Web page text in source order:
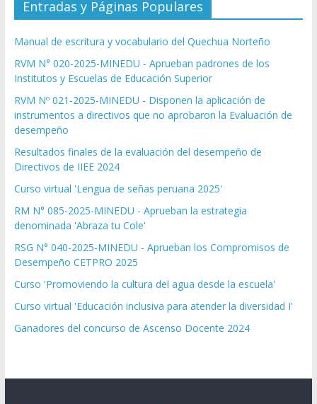
Entradas y Páginas Populares
Manual de escritura y vocabulario del Quechua Norteño
RVM N° 020-2025-MINEDU - Aprueban padrones de los
Institutos y Escuelas de Educación Superior
RVM Nº 021-2025-MINEDU - Disponen la aplicación de
instrumentos a directivos que no aprobaron la Evaluación de
desempeño
Resultados finales de la evaluación del desempeño de
Directivos de IIEE 2024
Curso virtual 'Lengua de señas peruana 2025'
RM N° 085-2025-MINEDU - Aprueban la estrategia
denominada 'Abraza tu Cole'
RSG N° 040-2025-MINEDU - Aprueban los Compromisos de
Desempeño CETPRO 2025
Curso 'Promoviendo la cultura del agua desde la escuela'
Curso virtual 'Educación inclusiva para atender la diversidad I'
Ganadores del concurso de Ascenso Docente 2024